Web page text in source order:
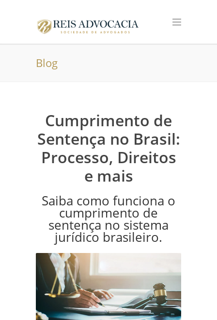
Blog
Cumprimento de
Sentença no Brasil:
Processo, Direitos
e mais
Saiba como funciona o
cumprimento de
sentença no sistema
jurídico brasileiro.